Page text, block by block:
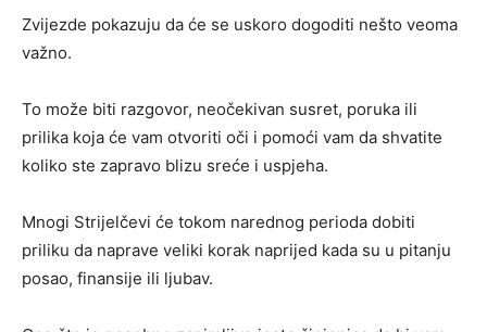
Zvijezde pokazuju da će se uskoro dogoditi nešto veoma
važno.
To može biti razgovor, neočekivan susret, poruka ili
prilika koja će vam otvoriti oči i pomoći vam da shvatite
koliko ste zapravo blizu sreće i uspjeha.
Mnogi Strijelčevi će tokom narednog perioda dobiti
priliku da naprave veliki korak naprijed kada su u pitanju
posao, finansije ili ljubav.